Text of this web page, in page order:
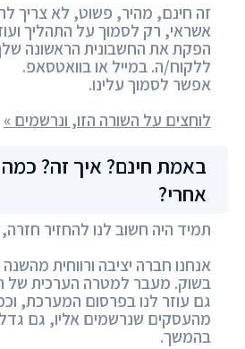
זה חינם, מהיר, פשוט, לא צריך
אשראי, רק לסמוך על התהליך
הפקת את החשבונית הראשונה
ללקוח/ה. במייל או בוואטסאפ.
אפשר לסמוך עלינו.
לוחצים על השורה הזו, ונרשמים »
באמת חינם? איך זה?
אחרי?
תמיד היה חשוב לנו להחזיר חזרה,
אנחנו חברה יציבה ורווחית
בשוק. מעבר למטרה הערכית של
גם עוזר לנו בפרסום המערכת,
מהעסקים שנרשמים אליו, גם
בהמשך.